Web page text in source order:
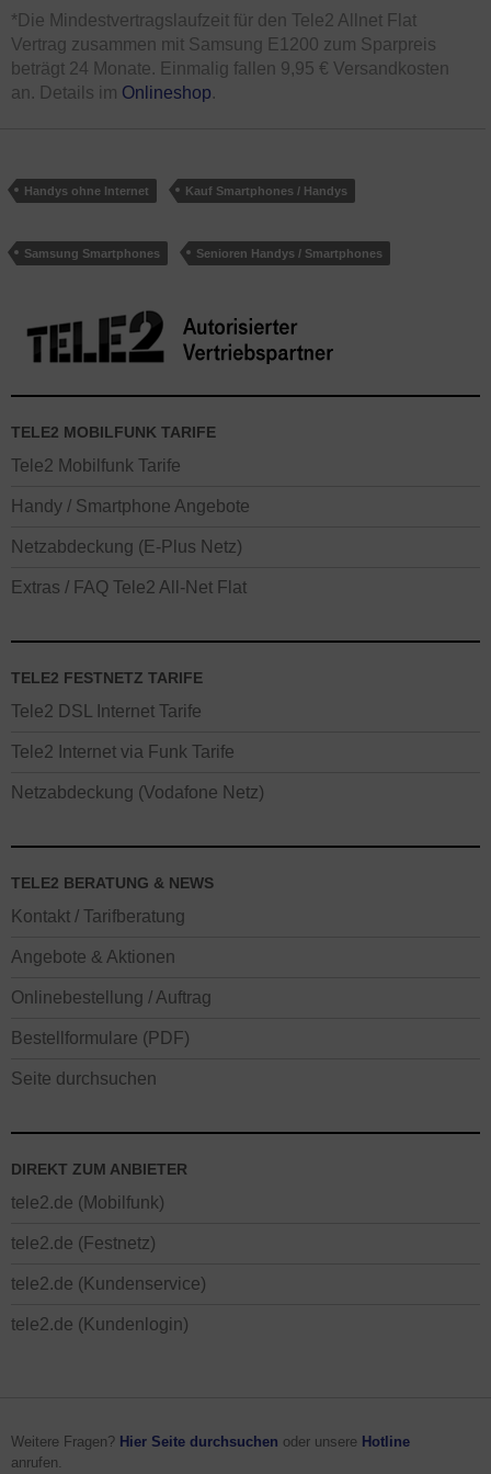
*Die Mindestvertragslaufzeit für den Tele2 Allnet Flat
Vertrag zusammen mit Samsung E1200 zum Sparpreis
beträgt 24 Monate. Einmalig fallen 9,95 € Versandkosten
an. Details im Onlineshop.
Handys ohne Internet Kauf Smartphones / Handys
Samsung Smartphones Senioren Handys / Smartphones
TELE2 MOBILFUNK TARIFE
Tele2 Mobilfunk Tarife
Handy / Smartphone Angebote
Netzabdeckung (E-Plus Netz)
Extras / FAQ Tele2 All-Net Flat
TELE2 FESTNETZ TARIFE
Tele2 DSL Internet Tarife
Tele2 Internet via Funk Tarife
Netzabdeckung (Vodafone Netz)
TELE2 BERATUNG & NEWS
Kontakt / Tarifberatung
Angebote & Aktionen
Onlinebestellung / Auftrag
Bestellformulare (PDF)
Seite durchsuchen
DIREKT ZUM ANBIETER
tele2.de (Mobilfunk)
tele2.de (Festnetz)
tele2.de (Kundenservice)
tele2.de (Kundenlogin)
Weitere Fragen? Hier Seite durchsuchen oder unsere Hotline
anrufen.